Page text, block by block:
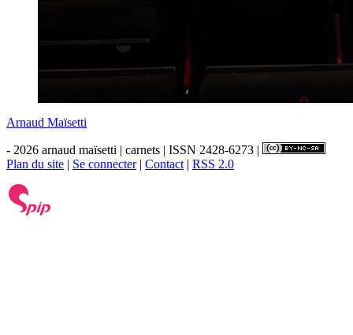
Arnaud Maïsetti
- 2026 arnaud maïsetti | carnets | ISSN 2428-6273 |
Plan du site | Se connecter| Contact | RSS 2.0